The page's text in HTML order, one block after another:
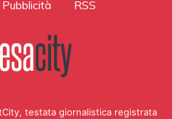
Pubblicità RSS
testata giornalistica registrata